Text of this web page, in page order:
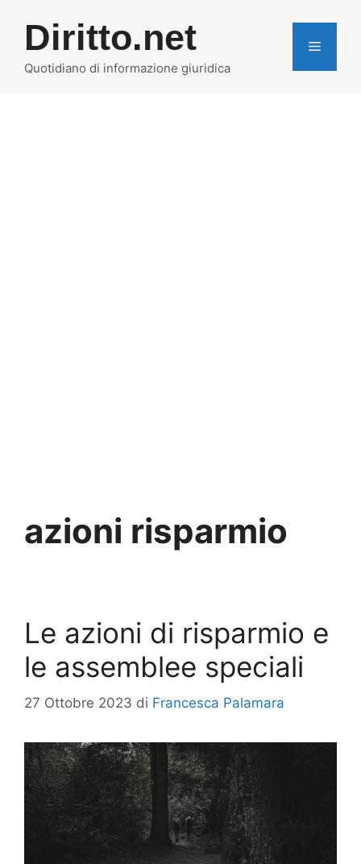
contenuto
Diritto.net
Quotidiano di informazione giuridica
MENU
azioni risparmio
Le azioni di risparmio e
le assemblee speciali
27 Ottobre 2023 di Francesca Palamara